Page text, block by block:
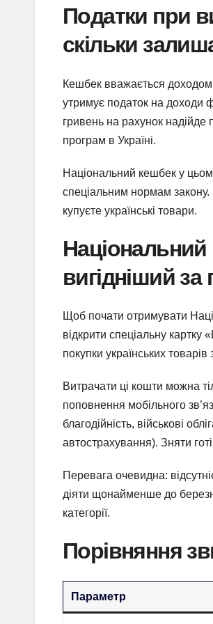
Податки при
скільки
Кешбек вважається
утримує податок на доходи
гривень на рахунок надійде
програм в Україні.
Національний кешбек у
спеціальним нормам
купуєте українські товари.
Національний
вигідніший
Щоб почати отримувати
відкрити спеціальну
покупки українських
Витрачати ці кошти можна
поповнення мобільного
благодійність, військові
автострахування). Зняти
Перевага очевидна:
діяти щонайменше до
категорії.
Порівняння
Параметр